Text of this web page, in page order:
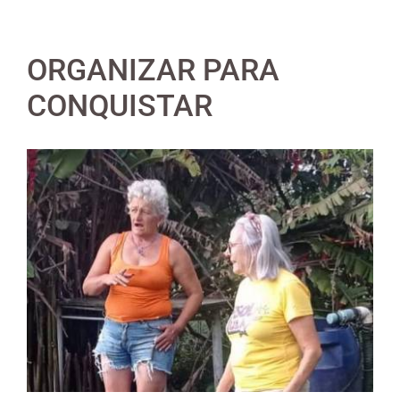
ORGANIZAR PARA
CONQUISTAR
View
Larger
Image